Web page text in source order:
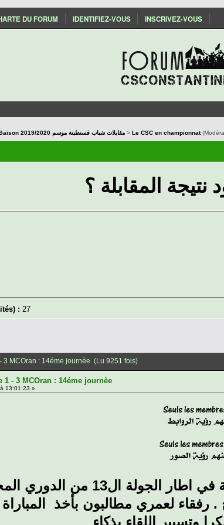
DU FORUM IDENTIFIEZ-VOUS INSCRIVEZ-VOUS
Les matchs du CSC : Saison 2019/2020 مقابلات شباب قسنطينة موسم >Le CSC en championnat
المقابلة ؟
: 27
3 MCOran : 14éme journèe (Lu 9251 fois)
1 - 3 MCOran : 14éme journèe
13:01:23 »
من الدوري المحترف الأول
لعمري مطالبون بأخذ المباراة